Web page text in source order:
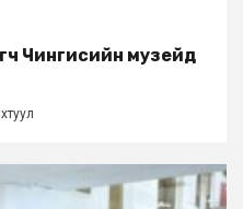
Чингисийн музейд